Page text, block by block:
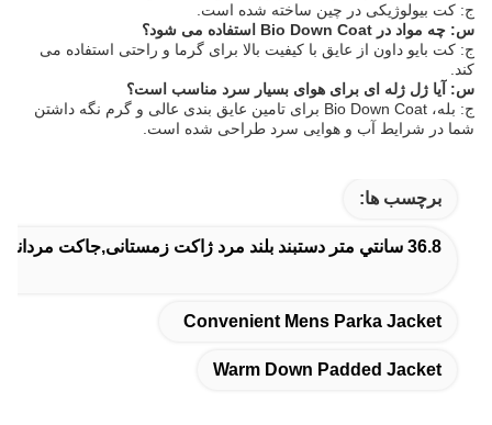
ج: کت بیولوژیکی در چین ساخته شده است.
س: چه مواد در Bio Down Coat استفاده می شود؟
ج: کت بایو داون از عایق با کیفیت بالا برای گرما و راحتی استفاده می
کند.
س: آیا ژل ژله ای برای هوای بسیار سرد مناسب است؟
ج: بله، Bio Down Coat برای تامین عایق بندی عالی و گرم نگه داشتن
شما در شرایط آب و هوایی سرد طراحی شده است.
برچسب ها:
36.8 سانتي متر دستبند بلند مرد ژاکت زمستانی,جاکت مردانه مناسب,ژاکت گرم و پوشیده
Convenient Mens Parka Jacket
Warm Down Padded Jacket